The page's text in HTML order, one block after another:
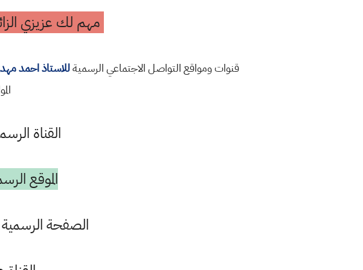
مهم لك عزيزي
قنوات ومواقع التواصل الاجتماعي الرسميةللاستاذ احمد
القناة
الموقع
الصفحة